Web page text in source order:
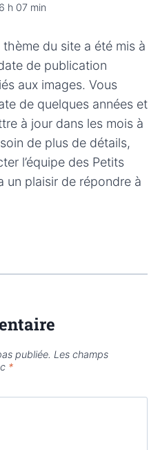
h 07 min
du site a été mis à
de publication
aux images. Vous
de quelques années et
à jour dans les mois à
de plus de détails,
l’équipe des Petits
un plaisir de répondre à
publiée. Les champs
*